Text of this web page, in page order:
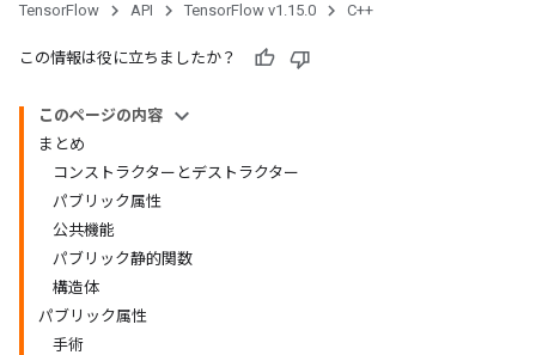
TensorFlow API TensorFlow v1.15.0 C++
この情報は役に立ちましたか？
このページの内容
まとめ
コンストラクターとデストラクター
パブリック属性
公共機能
パブリック静的関数
構造体
パブリック属性
手術